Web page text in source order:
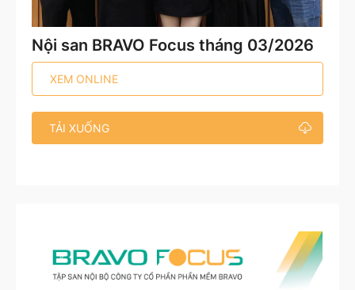
Nội san BRAVO Focus tháng 03/2026
XEM ONLINE
TẢI XUỐNG